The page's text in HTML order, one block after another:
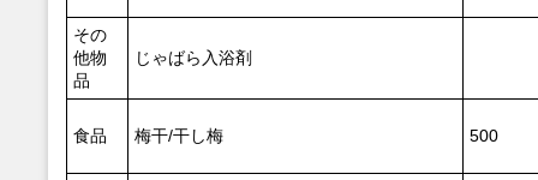
その
他物
品
じゃばら入浴剤
食品 梅干/干し梅 500